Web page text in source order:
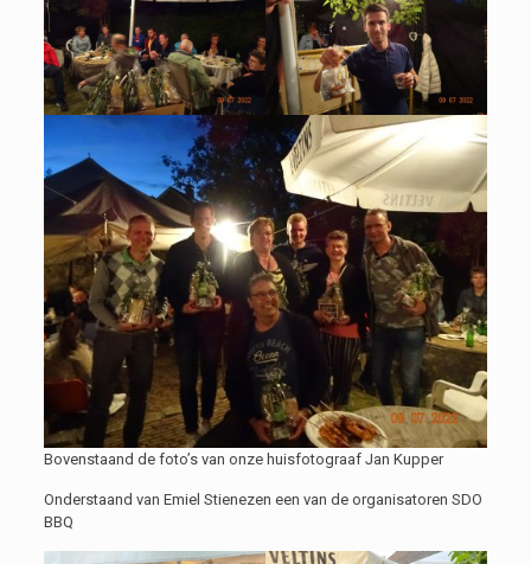
Bovenstaand de foto’s van onze huisfotograaf Jan Kupper
Onderstaand van Emiel Stienezen een van de organisatoren SDO
BBQ